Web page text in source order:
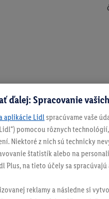
ďalej: Spracovanie
aplikácie Lidl spracúvame vaše
pomocou rôznych
Niektoré z nich sú technicky
štatistík alebo na
Plus, na tieto účely sa
reklamy a následne si